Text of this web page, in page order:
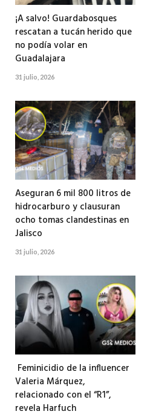
¡A salvo! Guardabosques
rescatan a tucán herido que
no podía volar en
Guadalajara
31 julio, 2026
Aseguran 6 mil 800 litros de
hidrocarburo y clausuran
ocho tomas clandestinas en
Jalisco
31 julio, 2026
Feminicidio de la influencer
Valeria Márquez,
relacionado con el “R1”,
revela Harfuch